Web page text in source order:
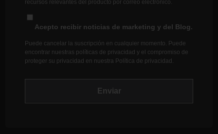
recursos relevantes del producto por correo electrónico.
Acepto recibir noticias de marketing y del Blog.
Puede cancelar la suscripción en cualquier momento. Puede
encontrar nuestras políticas de privacidad y el compromiso de
proteger su privacidad en nuestra Política de privacidad .